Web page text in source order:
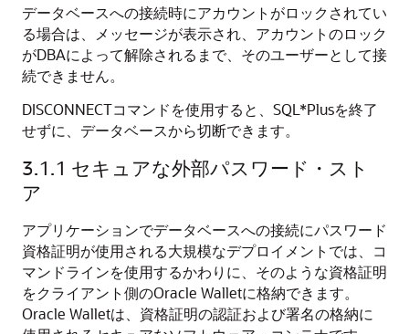
データベースへの接続時にアカウントがロックされてい
る場合は、メッセージが表示され、アカウントのロック
がDBAによって解除されるまで、そのユーザーとして接
続できません。
DISCONNECTコマンドを使用すると、SQL*Plusを終了
せずに、データベースから切断できます。
3.1.1 セキュアな外部パスワード・スト
ア
アプリケーションでデータベースへの接続にパスワード
資格証明が使用される大規模なデプロイメントでは、コ
マンドラインを使用するかわりに、そのような資格証明
をクライアント側のOracle Walletに格納できます。
Oracle Walletは、資格証明の認証および署名の格納に